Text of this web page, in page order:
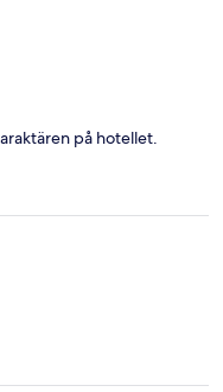
på hotellet.